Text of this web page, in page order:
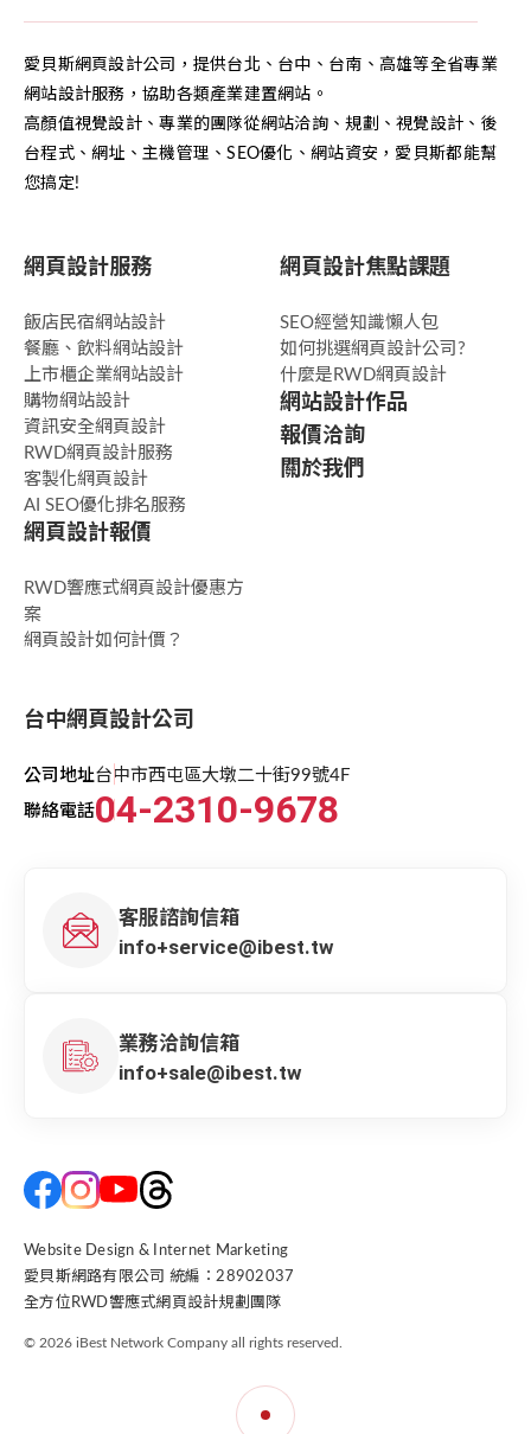
愛貝斯網頁設計公司，提供台北、台中、台南、高雄等全省專業
網站設計服務，協助各類產業建置網站。
高顏值視覺設計、專業的團隊從網站洽詢、規劃、視覺設計、後
台程式、網址、主機管理、SEO優化、網站資安，愛貝斯都能幫
您搞定!
Website Design & Internet Marketing
愛貝斯網路有限公司 統編：28902037
全方位RWD響應式網頁設計規劃團隊
© 2026 iBest Network Company all rights reserved.
網頁設計服務
飯店民宿網站設計
餐廳、飲料網站設計
上市櫃企業網站設計
購物網站設計
資訊安全網頁設計
RWD網頁設計服務
客製化網頁設計
AI SEO優化排名服務
網頁設計報價
RWD響應式網頁設計優惠方
案
網頁設計如何計價？
網頁設計焦點課題
SEO經營知識懶人包
如何挑選網頁設計公司?
什麼是RWD網頁設計
網站設計作品
報價洽詢
關於我們
台中網頁設計公司
公司地址台中市西屯區大墩二十街99號4F
聯絡電話04-2310-9678
客服諮詢信箱
info+service@ibest.tw
業務洽詢信箱
info+sale@ibest.tw